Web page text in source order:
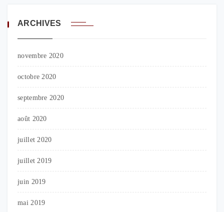
ARCHIVES
novembre 2020
octobre 2020
septembre 2020
août 2020
juillet 2020
juillet 2019
juin 2019
mai 2019